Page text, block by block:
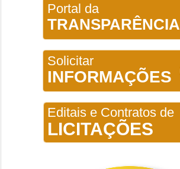
Portal da
TRANSPARÊNCIA
Solicitar
INFORMAÇÕES
Editais e Contratos de
LICITAÇÕES